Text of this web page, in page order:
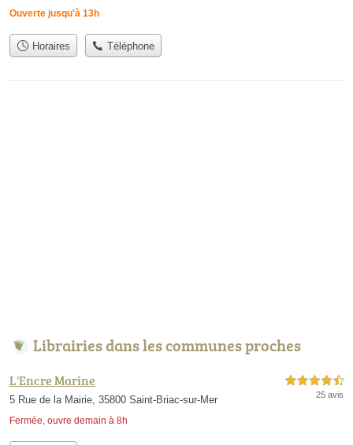
Ouverte jusqu'à 13h
Horaires Téléphone
Librairies dans les communes proches
L'Encre Marine
5 Rue de la Mairie, 35800 Saint-Briac-sur-Mer
Fermée, ouvre demain à 8h
4,5 étoiles sur 5
25 avis